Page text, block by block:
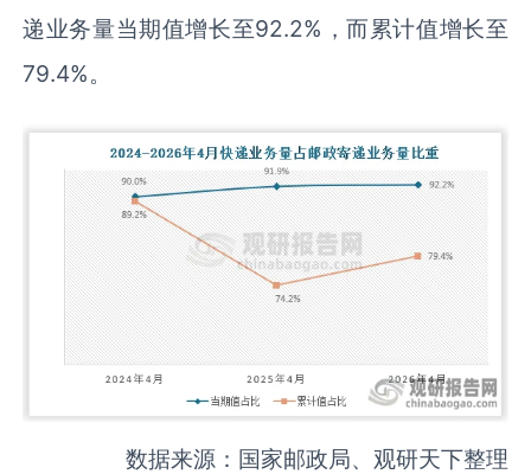
递业务量当期值增长至92.2%，而累计值增长至
79.4%。
数据来源：国家邮政局、观研天下整理